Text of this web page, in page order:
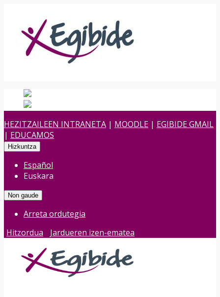
HEZITZAILEEN INTRANETA | MOODLE | EGIBIDE GMAIL
| EDUCAMOS
Hizkuntza
Español
Euskara
Non gaude
Arreta ordutegia
Hitzordua
Jardueren izen-ematea